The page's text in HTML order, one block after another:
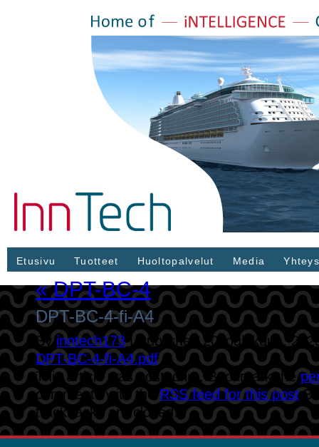
Etusivu Tuotteet Huoltopalvelut Media
«DPT-BC-4
DPT-BC-4-fi-A4
Byinntech173 | Published20 joulukuun,
DPT-BC-4-fi-A4.pdf
This article was posted in . Bookmark the
comments with theRSS feed for this post
trackbacks are closed.